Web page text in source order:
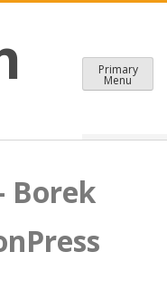
Primary
Menu
Borek